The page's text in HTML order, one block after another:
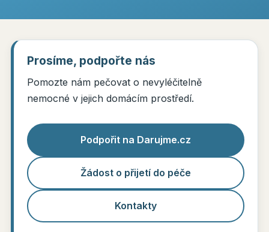
Prosíme, podpořte nás
Pomozte nám pečovat o nevyléčitelně
nemocné v jejich domácím prostředí.
Podpořit na Darujme.cz
Žádost o přijetí do péče
Kontakty